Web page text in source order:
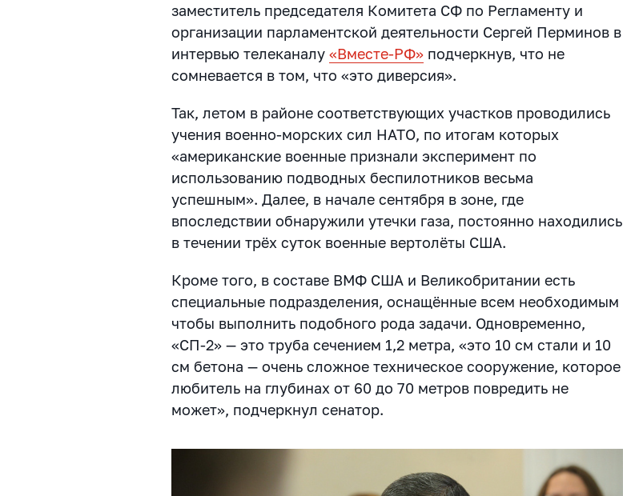
заместитель председателя Комитета СФ по Регламенту и
организации парламентской деятельности Сергей Перминов в
интервью телеканалу«Вместе-РФ» подчеркнув, что не
сомневается в том, что «это диверсия».
Так, летом в районе соответствующих участков проводились
учения военно-морских сил НАТО, по итогам которых
«американские военные признали эксперимент по
использованию подводных беспилотников весьма
успешным». Далее, в начале сентября в зоне, где
впоследствии обнаружили утечки газа, постоянно находились
в течении трёх суток военные вертолёты США.
Кроме того, в составе ВМФ США и Великобритании есть
специальные подразделения, оснащённые всем необходимым
чтобы выполнить подобного рода задачи. Одновременно,
«СП-2» — это труба сечением 1,2 метра, «это 10 см стали и 10
см бетона — очень сложное техническое сооружение, которое
любитель на глубинах от 60 до 70 метров повредить не
может», подчеркнул сенатор.